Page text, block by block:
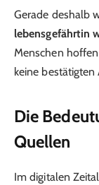
Gerade deshalb
lebensgefährtin
Menschen
keine
Die
Quellen
Im digitalen